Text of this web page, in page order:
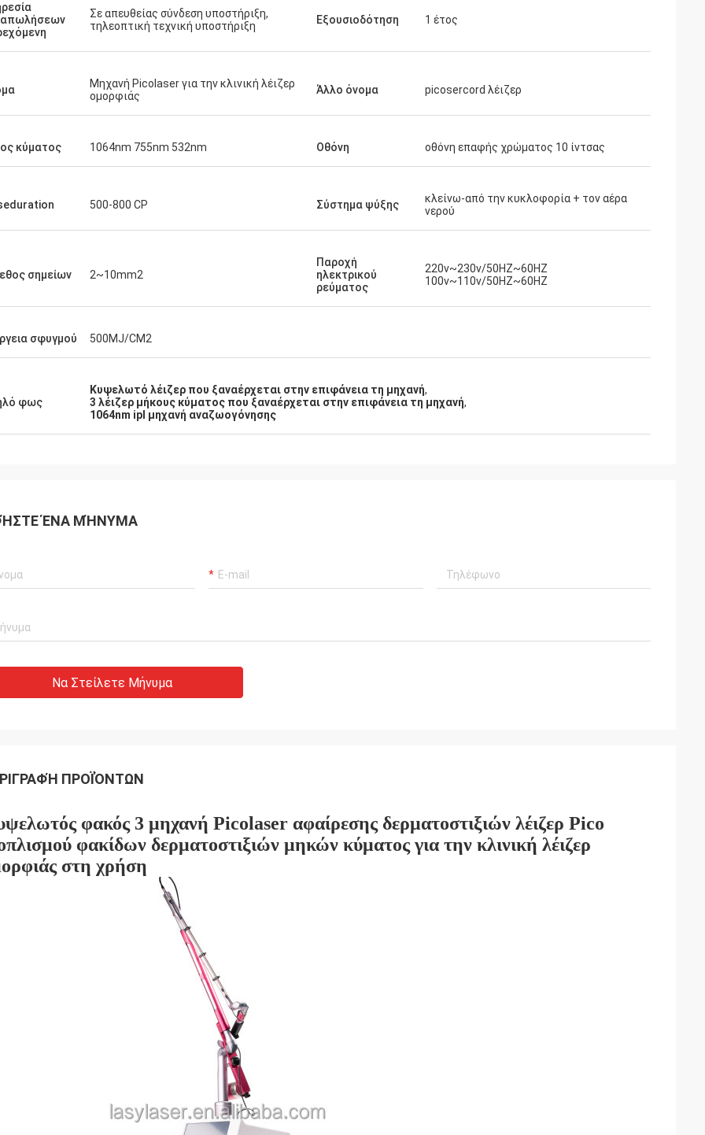
Σε απευθείας σύνδεση υποστήριξη,
τηλεοπτική τεχνική υποστήριξη
Εξουσιοδότηση 1 έτος
Μηχανή Picolaser για την κλινική λέιζερ
ομορφιάς
Άλλο όνομα picosercord λέιζερ
κύματος 1064nm 755nm 532nm Οθόνη οθόνη επαφής χρώματος 10 ίντσας
500-800 CP Σύστημα ψύξης
κλείνω-από την κυκλοφορία + τον αέρα
νερού
σημείων 2~10mm2
Παροχή
ηλεκτρικού
ρεύματος
220v~230v/50HZ~60HZ
100v~110v/50HZ~60HZ
σφυγμού 500MJ/CM2
φως
Κυψελωτό λέιζερ που ξαναέρχεται στην επιφάνεια τη μηχανή,
3 λέιζερ μήκους κύματος που ξαναέρχεται στην επιφάνεια τη μηχανή,
1064nm ipl μηχανή αναζωογόνησης
ΈΝΑ ΜΉΝΥΜΑ
Να Στείλετε Μήνυμα
ΠΡΟΪΌΝΤΩΝ
φακός 3 μηχανή Picolaser αφαίρεσης δερματοστιξιών λέιζερ Pico
φακίδων δερματοστιξιών μηκών κύματος για την κλινική λέιζερ
στη χρήση